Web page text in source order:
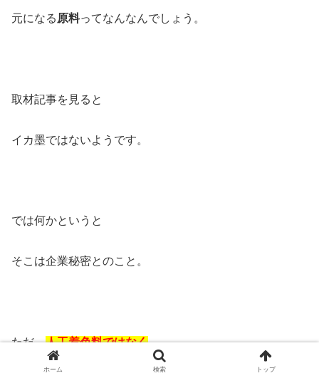
元になる 原料ってなんなんでしょう。
取材記事を見ると
イカ墨ではないようです。
では何かというと
そこは企業秘密とのこと。
ただ、人工着色料ではなく
ホーム 検索 トップ